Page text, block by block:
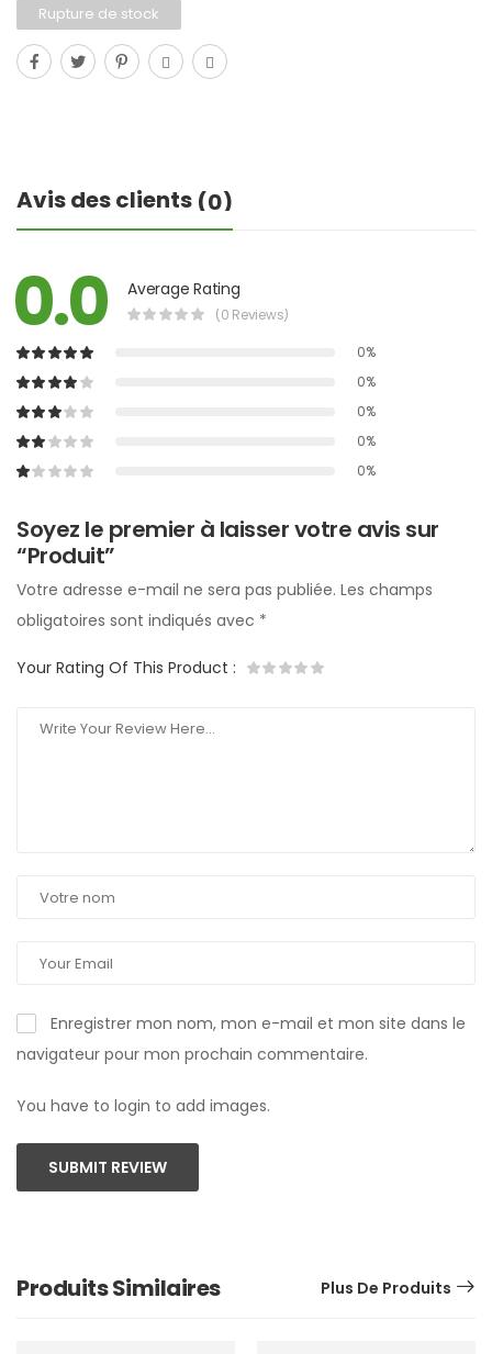
Rupture de stock
Avis des clients (0)
0.0 Average Rating
(0 Reviews)
0%
0%
0%
0%
0%
Soyez le premier à laisser votre avis sur
“Produit”
Votre adresse e-mail ne sera pas publiée. Les champs
obligatoires sont indiqués avec *
Your Rating Of This Product :
Enregistrer mon nom, mon e-mail et mon site dans le
navigateur pour mon prochain commentaire.
You have to login to add images.
SUBMIT REVIEW
Produits Similaires Plus De Produits